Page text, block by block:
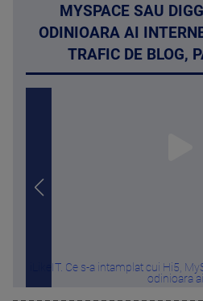
MYSPACE SAU
ODINIOARA AI
TRAFIC DE BLOG,
iLikeIT. Ce s-a intamplat cui Hi5,
odinioara ai